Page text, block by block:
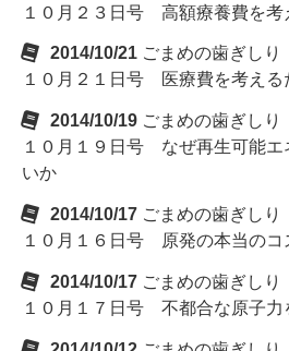
１０月２３日号 高額療養費を考
2014/10/21 ごまめの歯ぎし
１０月２１日号 医療費を考える
2014/10/19 ごまめの歯ぎし
１０月１９日号 なぜ再生可能エ
いか
2014/10/17 ごまめの歯ぎし
１０月１６日号 原発の本当のコ
2014/10/17 ごまめの歯ぎし
１０月１７日号 不都合な原子力